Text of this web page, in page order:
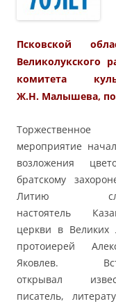
Псковской
Великолукского
комитета
Ж.Н. Малышева,
Торжественное
мероприятие
возложения
братскому
Литию
настоятель
церкви в Великих
протоиерей
Яковлев.
открывал
писатель,